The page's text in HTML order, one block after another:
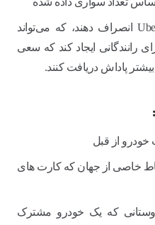
رانندگان می‌توانند از UberPool انصراف دهند، که می‌تواند
رانندگانی ایجاد کند که سعی
پاداش دریافت کنند.
خودرو از قبل
خاصی از جهان که کارت های
که یک خودرو مشترک